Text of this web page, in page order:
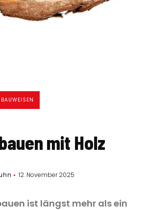
mit Holz
12. November 2025
ist längst mehr als ein